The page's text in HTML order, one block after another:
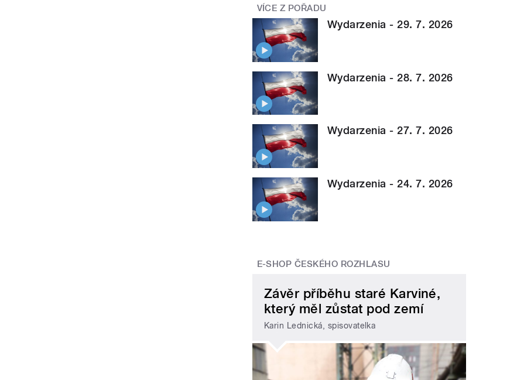
VÍCE Z POŘADU
Wydarzenia - 29. 7. 2026
Wydarzenia - 28. 7. 2026
Wydarzenia - 27. 7. 2026
Wydarzenia - 24. 7. 2026
E-SHOP ČESKÉHO ROZHLASU
Závěr příběhu staré Karviné,
který měl zůstat pod zemí
Karin Lednická, spisovatelka